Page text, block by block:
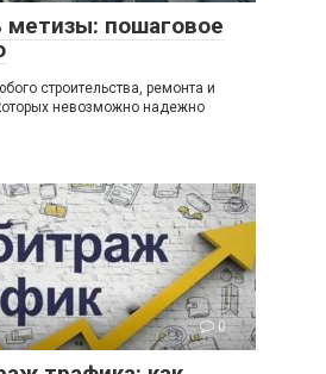
метизы: пошаговое
строительства, ремонта и
невозможно надежно
0